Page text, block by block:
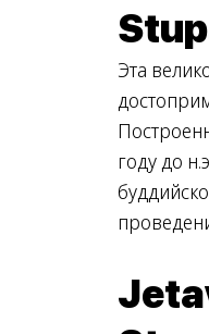
Эта
году до